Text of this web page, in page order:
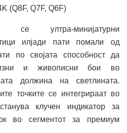
(Q8F, Q7F, Q6F)
се ултра-минијатурни
илјади пати помали од
по својата способност да
и живописни бои во
должина на светлината.
точките се интегрираат во
клучен индикатор за
во сегментот за премиум